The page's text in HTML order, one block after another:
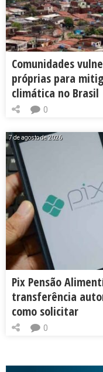
Comunidades
próprias para
climática no Brasil
0
7 de agosto de 2026
Pix Pensão
transferência
como solicitar
0